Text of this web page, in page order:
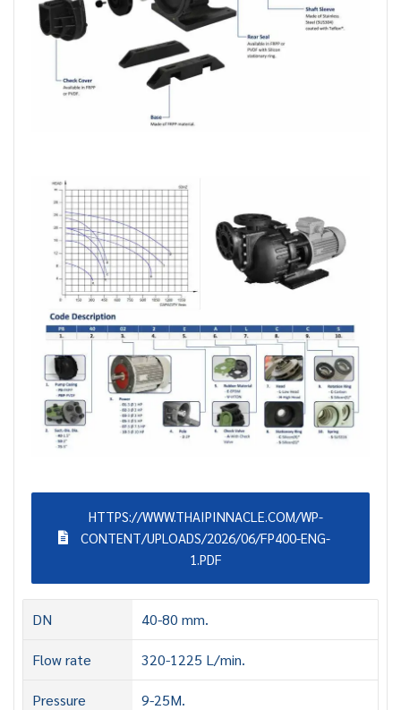
HTTPS://WWW.THAIPINNACLE.COM/WP-
CONTENT/UPLOADS/2026/06/FP400-ENG-
1.PDF
DN 40-80 mm.
Flow rate 320-1225 L/min.
Pressure 9-25M.